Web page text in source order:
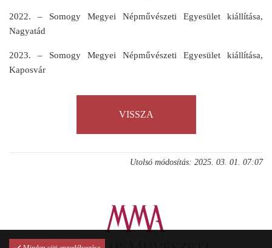
2022. – Somogy Megyei Népművészeti Egyesület kiállítása,
Nagyatád
2023. – Somogy Megyei Népművészeti Egyesület kiállítása,
Kaposvár
VISSZA
Utolsó módosítás: 2025. 03. 01. 07:07